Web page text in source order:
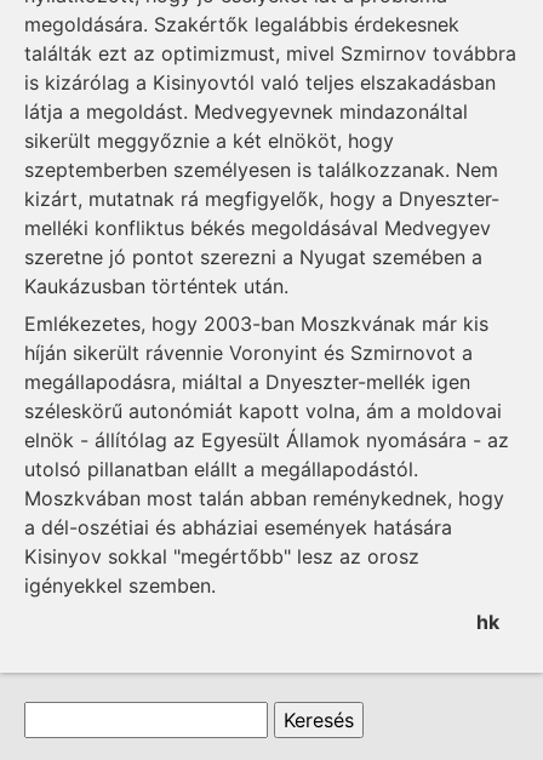
megoldására. Szakértők legalábbis érdekesnek
találták ezt az optimizmust, mivel Szmirnov továbbra
is kizárólag a Kisinyovtól való teljes elszakadásban
látja a megoldást. Medvegyevnek mindazonáltal
sikerült meggyőznie a két elnököt, hogy
szeptemberben személyesen is találkozzanak. Nem
kizárt, mutatnak rá megfigyelők, hogy a Dnyeszter-
melléki konfliktus békés megoldásával Medvegyev
szeretne jó pontot szerezni a Nyugat szemében a
Kaukázusban történtek után.
Emlékezetes, hogy 2003-ban Moszkvának már kis
híján sikerült rávennie Voronyint és Szmirnovot a
megállapodásra, miáltal a Dnyeszter-mellék igen
széleskörű autonómiát kapott volna, ám a moldovai
elnök - állítólag az Egyesült Államok nyomására - az
utolsó pillanatban elállt a megállapodástól.
Moszkvában most talán abban reménykednek, hogy
a dél-oszétiai és abháziai események hatására
Kisinyov sokkal "megértőbb" lesz az orosz
igényekkel szemben.
hk
Keresés űrlap